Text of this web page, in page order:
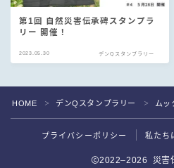
第1回 自然災害伝承碑スタンプラ
リー 開催！
2023.05.30 デンQスタンプラリー
HOME ＞ デンQスタンプラリー ＞ ムッ
プライバシーポリシー 私たち
2022–2026 災害